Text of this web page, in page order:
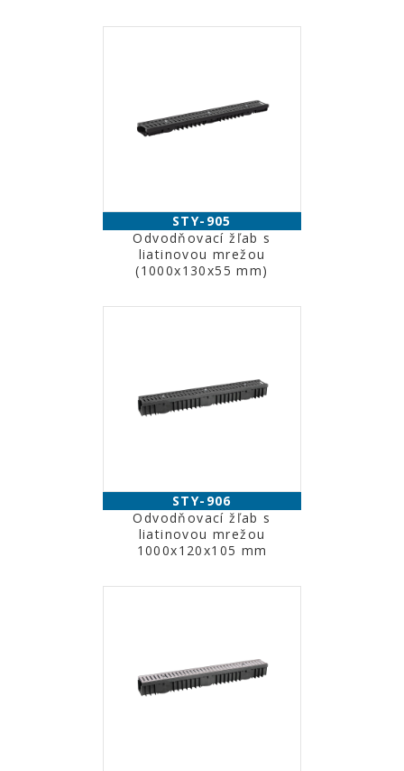
STY-905
Odvodňovací žľab s
liatinovou mrežou
(1000x130x55 mm)
STY-906
Odvodňovací žľab s
liatinovou mrežou
1000x120x105 mm